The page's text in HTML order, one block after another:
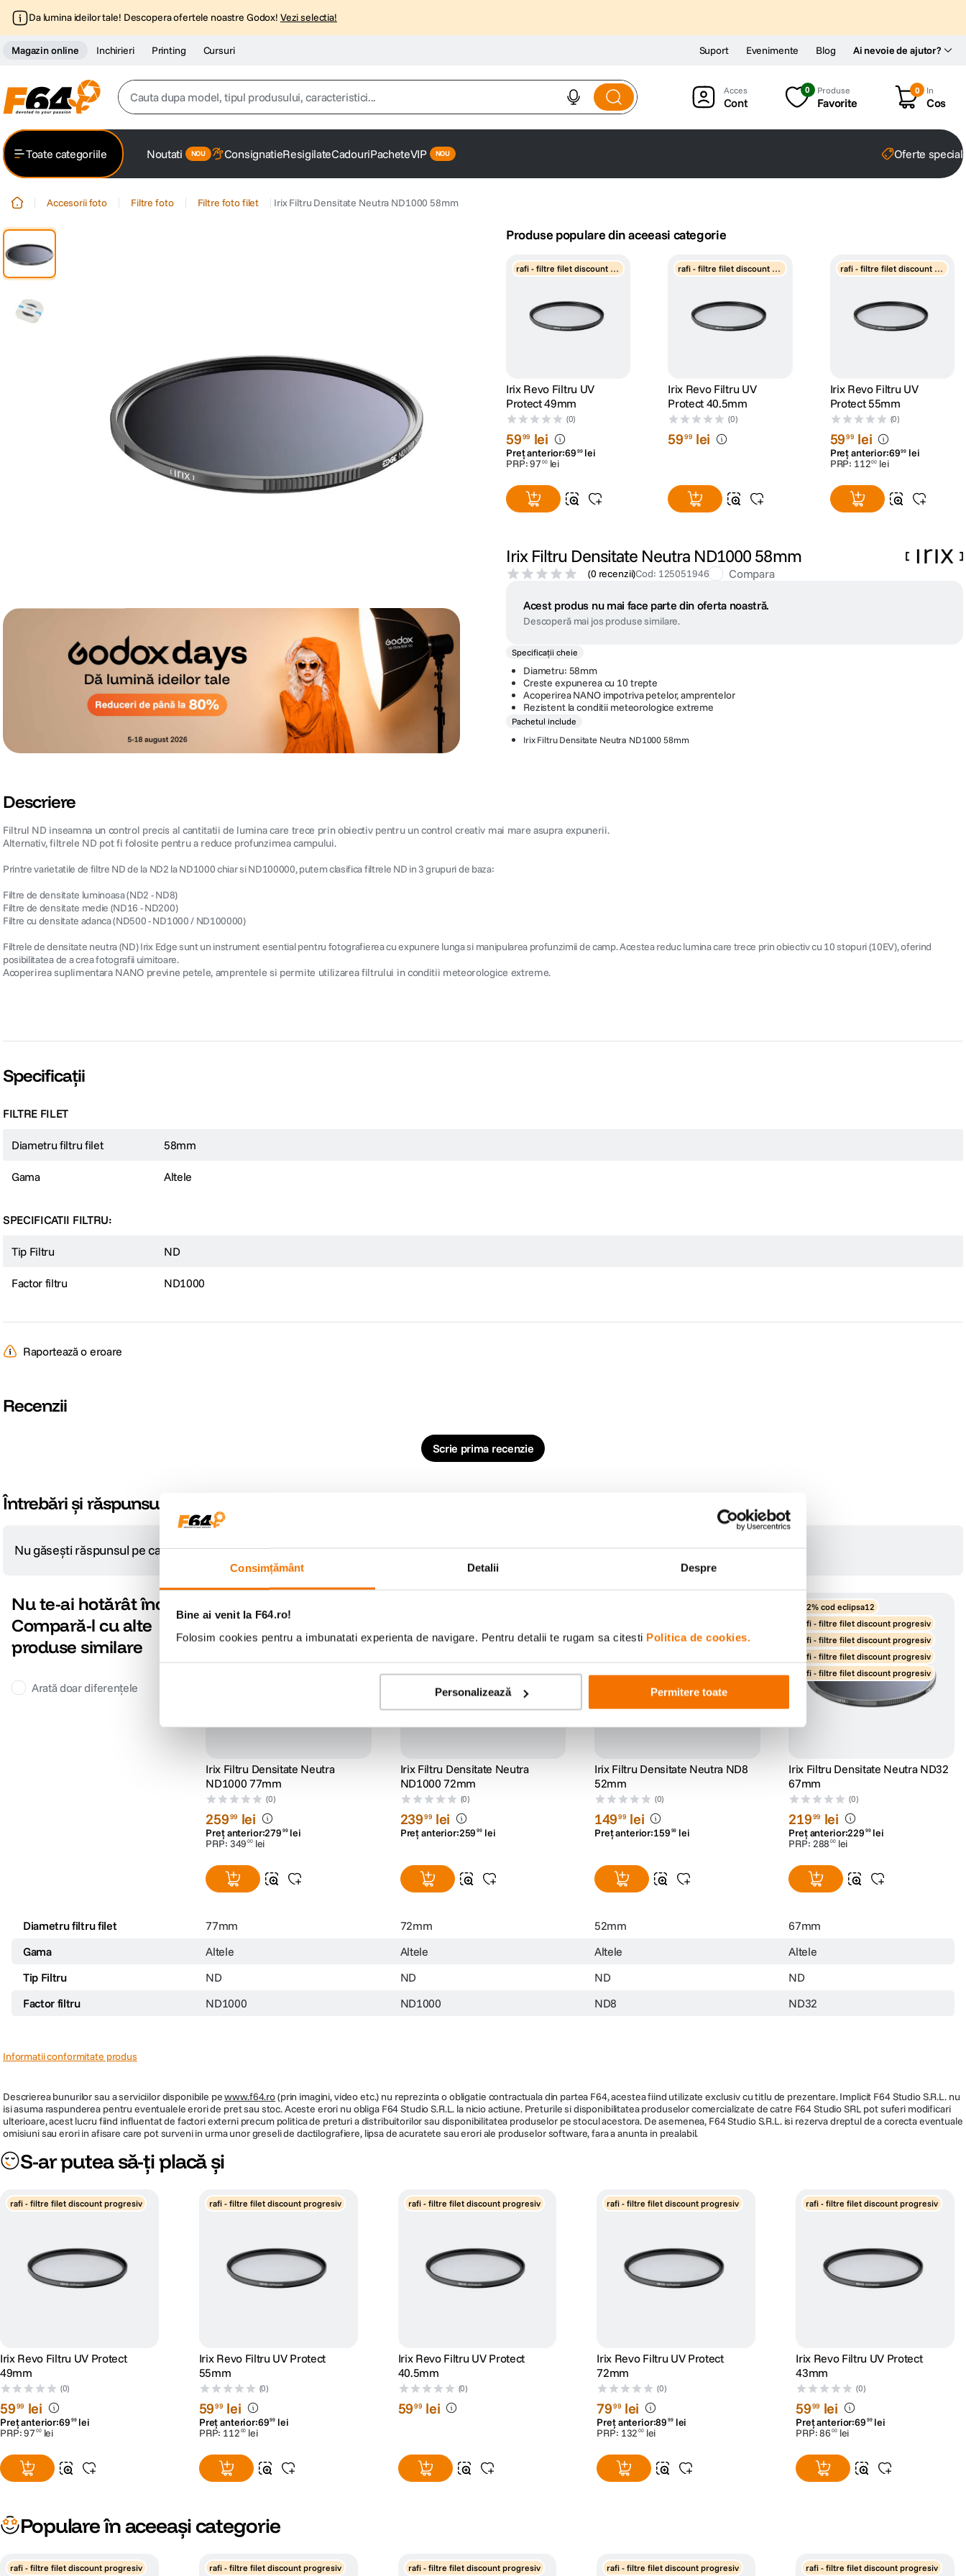
Consimțământ Detalii Despre
Bine ai venit la F64.ro!
Folosim cookies pentru a imbunatati experienta de navigare. Pentru detalii te rugam sa citesti Politica de cookies.
Personalizează Permitere toate
Da lumina ideilor tale! Descopera ofertele noastre Godox! Vezi selectia!
Magazin online Inchirieri Printing Cursuri Ai nevoie de ajutor?
Suport Evenimente Blog
Cauta dupa model, tipul produsului, caracteristici...
2 trepied
7. sony fx
dji osmo
Cont
0 Produse
Favorite
0 In
Cos
Toate categoriile Noutati ConsignatieResigilateCadouriPacheteVIP Oferte
Accesorii foto Filtre foto Filtre foto filet Irix Filtru Densitate Neutra ND1000 58mm
Produse populare din aceeasi categorie
rafi - filtre filet discount pr
Irix Revo Filtru UV
Protect 49mm
(0)
5999 lei
Preț anterior:69 99 lei
PRP:97 00 lei
rafi - filtre filet discount pr
Irix Revo Filtru UV
Protect 40.5mm
(0)
5999 lei
rafi - filtre filet discount pr
Irix Revo Filtru UV
Protect 55mm
(0)
5999 lei
Preț anterior:6999 lei
PRP: 11200 lei
Irix Filtru Densitate Neutra ND1000 58mm
(0 recenzii)Cod: 125051946 Compara
Acest produs nu mai face parte din oferta noastră.
Descoperă mai jos produse similare.
Specificații cheie
Diametru: 58mm
Creste expunerea cu 10 trepte
Acoperirea NANO impotriva petelor, amprentelor
Rezistent la conditii meteorologice extreme
Pachetul include
Irix Filtru Densitate Neutra ND1000 58mm
Descriere
Filtrul ND inseamna un control precis al cantitatii de lumina care trece prin obiectiv pentru un control creativ mai mare asupra expunerii.
Alternativ, filtrele ND pot fi folosite pentru a reduce profunzimea campului.
Printre varietatile de filtre ND de la ND2 la ND1000 chiar si ND100000, putem clasifica filtrele ND in 3 grupuri de baza:
Filtre de densitate luminoasa (ND2 - ND8)
Filtre de densitate medie (ND16 - ND200)
Filtre cu densitate adanca (ND500 - ND1000 / ND100000)
Filtrele de densitate neutra (ND) Irix Edge sunt un instrument esential pentru fotografierea cu expunere lunga si manipularea profunzimii de camp. Acestea reduc lumina care trece prin obiectiv cu 10 stopuri (10EV), oferind
posibilitatea de a crea fotografii uimitoare.
Acoperirea suplimentara NANO previne petele, amprentele si permite utilizarea filtrului in conditii meteorologice extreme.
Specificații
FILTRE FILET
Diametru filtru filet 58mm
Gama Altele
SPECIFICATII FILTRU:
Tip Filtru ND
Factor filtru ND1000
Raportează o eroare
Recenzii
Scrie prima recenzie
Întrebări și răspunsuri
Nu găsești răspunsul pe care îl cauți? Pune o întrebare
Nu te-ai hotărât încă?
Compară-l cu alte
produse similare
Arată doar diferențele
rafi - filtre filet discount progresiv
Irix Filtru Densitate Neutra
ND1000 77mm
(0)
25999 lei
Preț anterior:279 99 lei
PRP: 349 00 lei
rafi - filtre filet discount progresiv
rafi - filtre filet discount progresiv
Irix Filtru Densitate Neutra
ND1000 72mm
(0)
23999 lei
Preț anterior:259 99 lei
rafi - filtre filet discount progresiv
rafi - filtre filet discount progresiv
Irix Filtru Densitate Neutra ND8
52mm
(0)
14999 lei
Preț anterior:159 99 lei
-12% cod eclipsa12
rafi - filtre filet discount progresiv
rafi - filtre filet discount progresiv
rafi - filtre filet discount progresiv
rafi - filtre filet discount progresiv
Irix Filtru Densitate Neutra ND32
67mm
(0)
21999 lei
Preț anterior:229 99 lei
PRP: 288 00 lei
Diametru filtru filet 77mm 72mm 52mm
67mm
Gama
Altele Altele Altele
Altele
Tip Filtru
ND ND ND
ND
Factor filtru
ND1000 ND1000 ND8 ND32
Informatii conformitate produs
Descrierea bunurilor sau a serviciilor disponibile pewww.f64.ro(prin imagini, video etc.) nu reprezinta o obligatie contractuala din partea F64, acestea fiind utilizate exclusiv cu titlu de prezentare. Implicit F64 Studio S.R.L. nu
isi asuma raspunderea pentru eventualele erori de pret sau stoc. Aceste erori nu obliga F64 Studio S.R.L. la nicio actiune. Preturile si disponibilitatea produselor comercializate de catre F64 Studio SRL pot suferi modificari
ulterioare, acest lucru fiind influentat de factori externi precum politica de preturi a distribuitorilor sau disponibilitatea produselor pe stocul acestora. De asemenea, F64 Studio S.R.L. isi rezerva dreptul de a corecta eventuale
omisiuni sau erori in afisare care pot surveni in urma unor greseli de dactilografiere, lipsa de acuratete sau erori ale produselor software, fara a anunta in prealabil.
S-ar putea să-ți placă și
rafi - filtre filet discount progresiv
Irix Revo Filtru UV Protect
49mm
(0)
5999 lei
Preț anterior:69 99 lei
PRP:97 00 lei
rafi - filtre filet discount progresiv
Irix Revo Filtru UV Protect
55mm
(0)
5999 lei
Preț anterior:6999 lei
PRP: 112 00 lei
rafi - filtre filet discount progresiv
Irix Revo Filtru UV Protect
40.5mm
(0)
5999 lei
rafi - filtre filet discount progresiv
Irix Revo Filtru UV Protect
72mm
(0)
7999 lei
Preț anterior:89 99 lei
PRP: 132 00 lei
rafi - filtre filet discount progresiv
Irix Revo Filtru UV Protect
43mm
(0)
5999 lei
Preț anterior:69 99 lei
PRP:86 00 lei
Populare în aceeași categorie
rafi - filtre filet discount progresiv rafi - filtre filet discount progresiv rafi - filtre filet discount progresiv rafi - filtre filet discount progresiv rafi - filtre filet discount progresiv